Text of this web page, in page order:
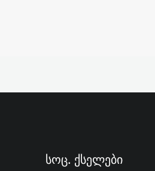
Სოც. Ქსელები